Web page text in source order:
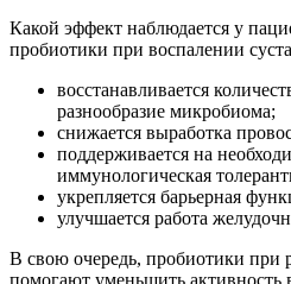
Какой эффект наблюдается у
пробиотики при воспалении
восстанавливается
разнообразие микробиома;
снижается выработка
поддерживается на
иммунологическая
укрепляется барьерная
улучшается работа
В свою очередь, пробиотики при